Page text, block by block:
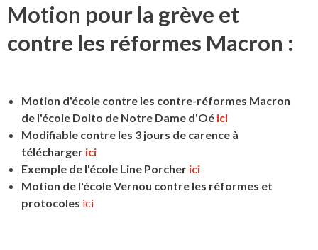
Motion pour la grève et
contre les réformes Macron :
Motion d'école contre les contre-réformes Macron
de l'école Dolto de Notre Dame d'Oé ici
Modifiable contre les 3 jours de carence à
télécharger ici
Exemple de l'école Line Porcher ici
Motion de l'école Vernou contre les réformes et
protocoles ici